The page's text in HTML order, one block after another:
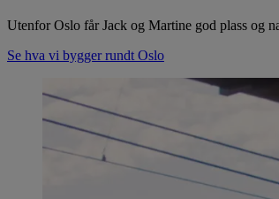
Utenfor Oslo får Jack og Martine god plass og
Se hva vi bygger rundt Oslo